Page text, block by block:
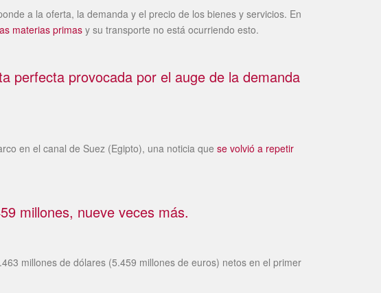
a la oferta, la demanda y el precio de los bienes y servicios. En
materias primas y su transporte no está ocurriendo esto.
perfecta provocada por el auge de la demanda
en el canal de Suez (Egipto), una noticia que se volvió a repetir
millones, nueve veces más.
millones de dólares (5.459 millones de euros) netos en el primer